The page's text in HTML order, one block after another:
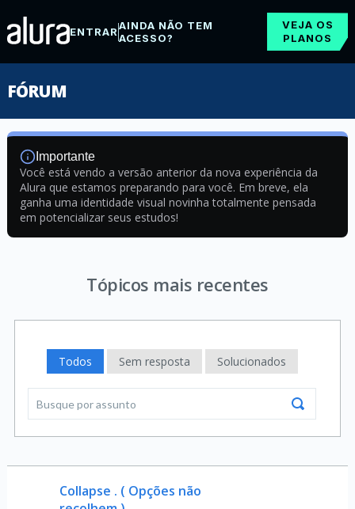
ENTRARAINDA NÃO TEM
ACESSO?
VEJA OS
PLANOS
FÓRUM
Importante
Você está vendo a versão anterior da nova experiência da
Alura que estamos preparando para você. Em breve, ela
ganha uma identidade visual novinha totalmente pensada
em potencializar seus estudos!
Tópicos mais recentes
Todos Sem resposta Solucionados
Collapse . ( Opções não